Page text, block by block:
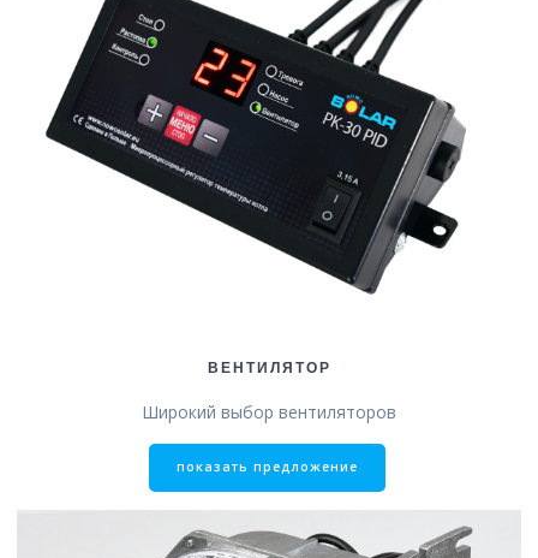
ВЕНТИЛЯТОР
Широкий выбор вентиляторов
показать предложение